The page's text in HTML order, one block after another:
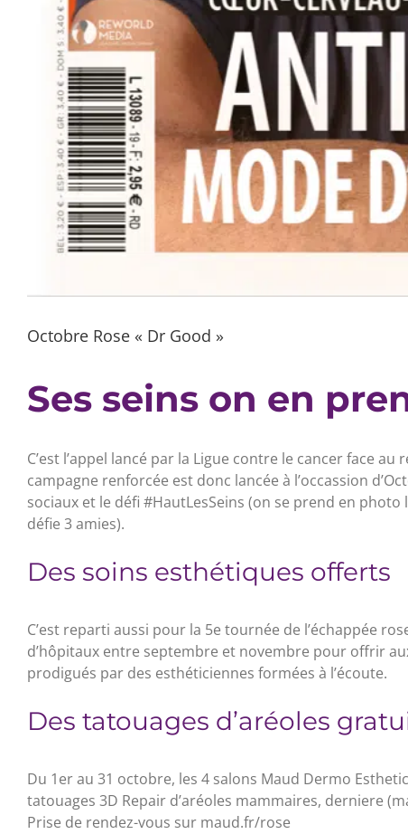
Octobre Rose « Dr Good »
Ses seins on en
C’est l’appel lancé par la Ligue contre le cancer face
campagne renforcée est donc lancée à l’occassion
sociaux et le défi #HautLesSeins (on se prend en
défie 3 amies).
Des soins esthétiques offerts
C’est reparti aussi pour la 5e tournée de l’échappée
d’hôpitaux entre septembre et novembre pour offrir
prodigués par des esthéticiennes formées à l’écoute.
Des tatouages d’aréoles
Du 1er au 31 octobre, les 4 salons Maud Dermo
tatouages 3D Repair d’aréoles mammaires, derniere
Prise de rendez-vous sur maud.fr/rose